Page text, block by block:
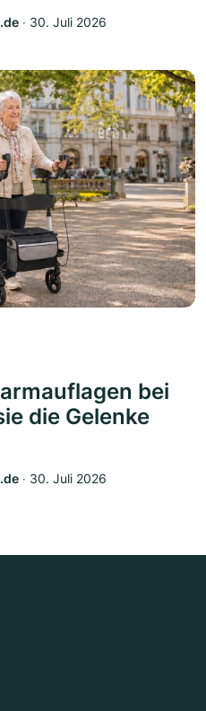
‧ 30. Juli 2026
bei
die Gelenke
‧ 30. Juli 2026